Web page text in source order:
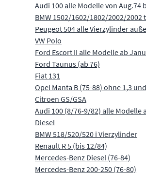
Audi 100 alle Modelle von Aug.74
BMW 1502/1602/1802/2002/2002
Peugeot 504 alle Vierzylinder
VW Polo
Ford Escort II alle Modelle ab
Ford Taunus (ab 76)
Fiat 131
Opel Manta B (75-88) ohne 1,3
Citroen GS/GSA
Audi 100 (8/76-9/82) alle Modelle
Diesel
BMW 518/520/520 i Vierzylinder
Renault R 5 (bis 12/84)
Mercedes-Benz Diesel (76-84)
Mercedes-Benz 200-250 (76-80)